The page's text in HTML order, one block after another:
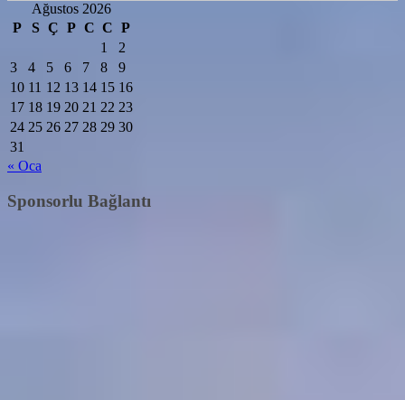
Ağustos 2026
P
S Ç P C C P
1
2
3
4 5 6 7 8
9
10 11 12 13 14 15 16
17 18 19 20 21 22 23
24 25 26 27 28 29 30
31
« Oca
Sponsorlu Bağlantı